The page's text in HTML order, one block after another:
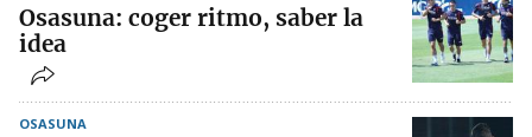
Osasuna: coger ritmo, saber la
idea
OSASUNA